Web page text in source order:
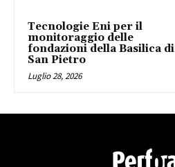
Tecnologie Eni per il
monitoraggio delle
fondazioni della Basilica di
San Pietro
Luglio 28, 2026